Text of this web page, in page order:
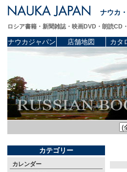
ナウカ
ロシア書籍・新聞雑誌・映画DVD・朗読
ナウカジャパン 店舗地図 カタ
カテゴリー
カレンダー